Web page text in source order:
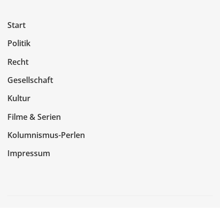
Start
Politik
Recht
Gesellschaft
Kultur
Filme & Serien
Kolumnismus-Perlen
Impressum